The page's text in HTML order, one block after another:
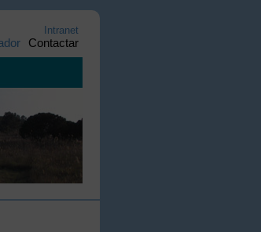
Intranet
Contactar